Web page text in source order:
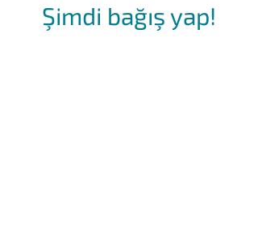
Şimdi bağış yap!